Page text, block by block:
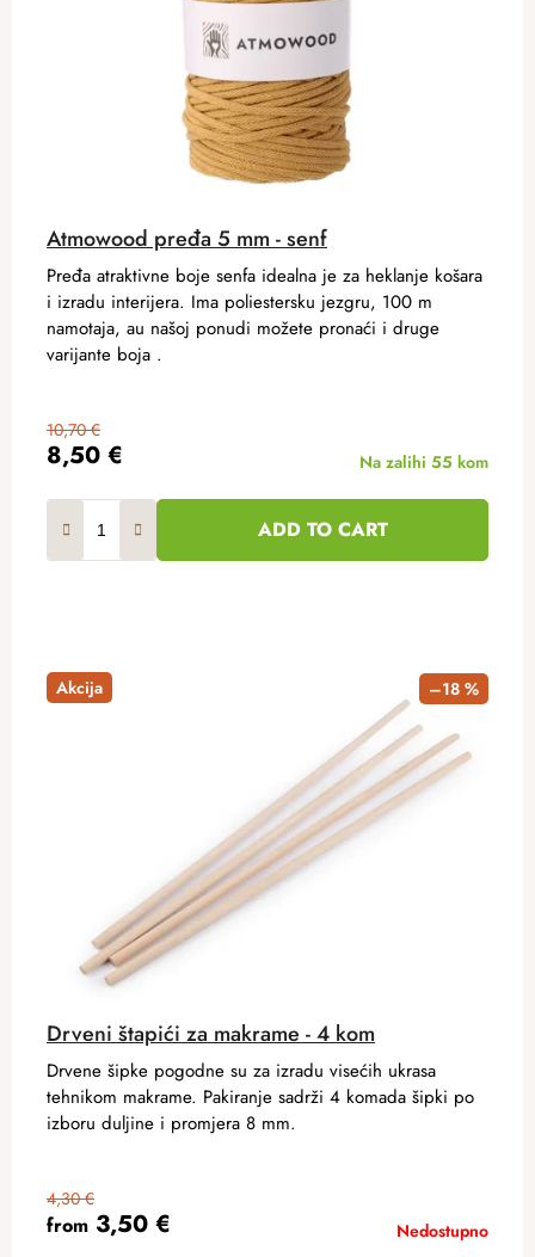
Atmowood pređa 5 mm - senf
8,50 €
10,70 €
Na zalihi 55 kom
ADD TO CART
Pređa atraktivne boje senfa idealna je za heklanje košara
i izradu interijera. Ima poliestersku jezgru, 100 m
namotaja, au našoj ponudi možete pronaći i druge
varijante boja .
Akcija –18 %
Drveni štapići za makrame - 4 kom
from 3,50 €
4,30 €
Nedostupno
Drvene šipke pogodne su za izradu visećih ukrasa
tehnikom makrame. Pakiranje sadrži 4 komada šipki po
izboru duljine i promjera 8 mm.